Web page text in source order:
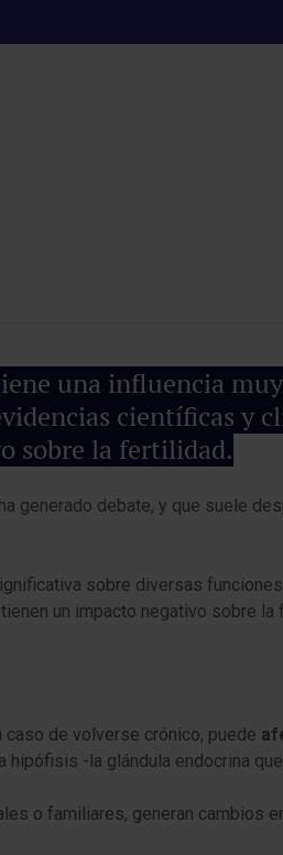
una influencia
científicas y
sobre la fertilidad.
generado debate, y que suele
sobre diversas
tienen un impacto negativo sobre
caso de volverse crónico, puede
-la glándula endocrina
o familiares, generan cambios